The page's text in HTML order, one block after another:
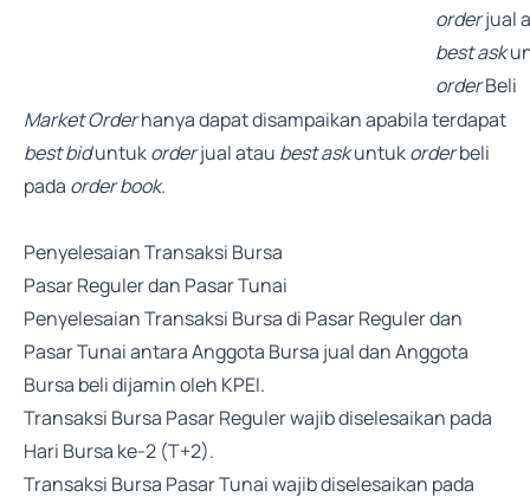
orderjual
best ask
orderBeli
Market Orderhanya dapat disampaikan apabila terdapat
best biduntukorderjual atau best askuntukorderbeli
pada order book.
Penyelesaian Transaksi Bursa
Pasar Reguler dan Pasar Tunai
Penyelesaian Transaksi Bursa di Pasar Reguler dan
Pasar Tunai antara Anggota Bursa jual dan Anggota
Bursa beli dijamin oleh KPEI.
Transaksi Bursa Pasar Reguler wajib diselesaikan pada
Hari Bursa ke-2 (T+2).
Transaksi Bursa Pasar Tunai wajib diselesaikan pada